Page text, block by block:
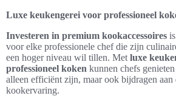
Luxe keukengerei voor professioneel
Investeren in premium kookaccessoires
voor elke professionele chef die zijn
een hoger niveau wil tillen. Met luxe
professioneel koken kunnen chefs
alleen efficiënt zijn, maar ook bijdragen aan
kookervaring.